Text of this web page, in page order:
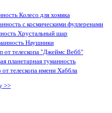
Колесо для хомяка
с космическими фуллеренами
Хрустальный шар
Наушники
от телескопа "Джеймс Вебб"
планетарная туманность
телескопа имени Хаббла
>>